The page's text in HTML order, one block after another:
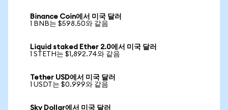
Binance Coin에서 미국 달러
1 BNB는 $598.50와 같음
Liquid staked Ether 2.0에서 미국 달러
1 STETH는 $1,892.74와 같음
Tether USD에서 미국 달러
1 USDT는 $0.999와 같음
Sky Dollar에서 미국 달러